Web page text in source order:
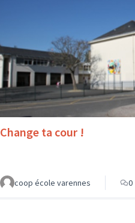
Change ta cour !
coop école varennes 0